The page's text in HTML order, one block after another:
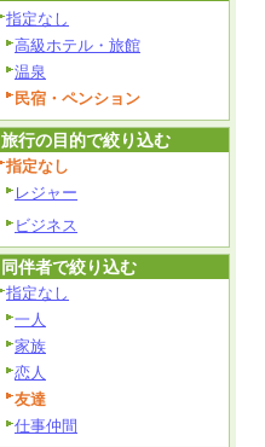
指定なし
高級ホテル・旅館
温泉
民宿・ペンション
旅行の目的で絞り込む
指定なし
レジャー
ビジネス
同伴者で絞り込む
指定なし
一人
家族
恋人
友達
仕事仲間